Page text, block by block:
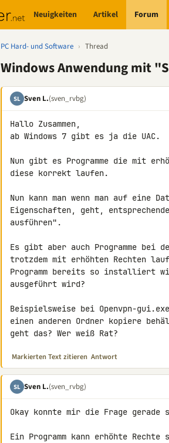
Neuigkeiten Artikel Forum
PC Hard- und Software › Thread
Windows Anwendung mit
SL Sven L.(sven_rvbg)
Hallo Zusammen,
ab Windows 7 gibt es ja die UAC.
Nun gibt es Programme die mit
diese korrekt laufen.
Nun kann man wenn man auf
Eigenschaften, geht,
ausführen".
Es gibt aber auch Programme bei
trotzdem mit erhöhten Rechten
Programm bereits so installiert
ausgeführt wird?
Beispielsweise bei Openvpn-
einen anderen Ordner kopiere
geht das? Wer weiß Rat?
Markierten Text zitieren Antwort
SL Sven L.(sven_rvbg)
Okay konnte mir die Frage
Ein Programm kann erhöhte